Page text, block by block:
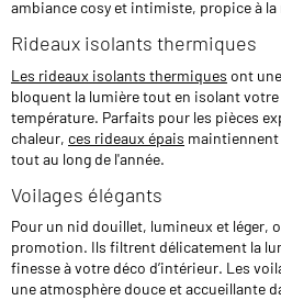
ambiance cosy et intimiste, propice à la
Rideaux isolants thermiques
Les rideaux isolants thermiques ont
bloquent la lumière tout en isolant
température. Parfaits pour les pièces
chaleur, ces rideaux épais maintiennent
tout au long de l'année.
Voilages élégants
Pour un nid douillet, lumineux et léger,
promotion. Ils filtrent délicatement la
finesse à votre déco d’intérieur. Les
une atmosphère douce et accueillante